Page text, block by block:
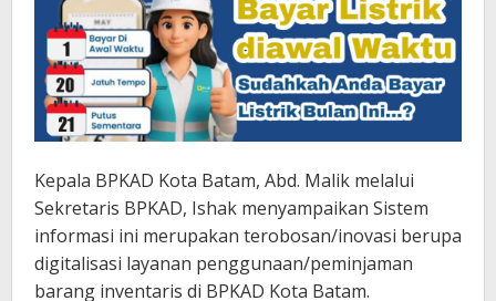
Kepala BPKAD Kota Batam, Abd. Malik melalui
Sekretaris BPKAD, Ishak menyampaikan Sistem
informasi ini merupakan terobosan/inovasi berupa
digitalisasi layanan penggunaan/peminjaman
barang inventaris di BPKAD Kota Batam.